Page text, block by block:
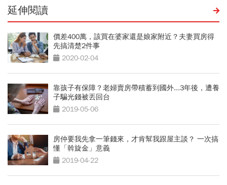
延伸閱讀
價差400萬，該買在婆家還是娘家附近？夫妻買房得
先搞清楚2件事
2020-02-04
靠孩子有保障？老婦賣房帶積蓄到國外...3年後，遭養
子騙光錢被丟回台
2019-05-06
房仲要我先拿一筆錢來，才肯幫我跟屋主談？ 一次搞
懂「斡旋金」意義
2019-04-22